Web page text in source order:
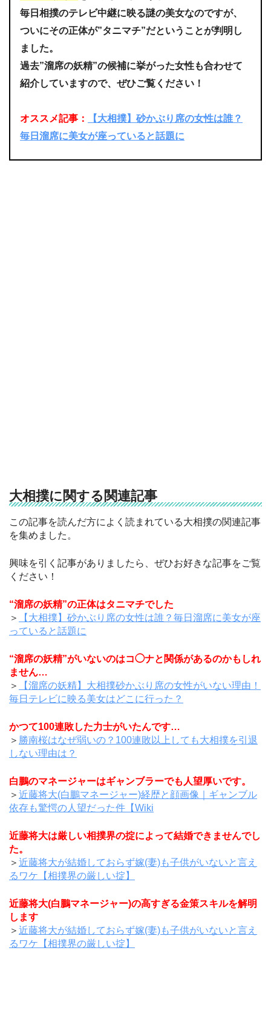
毎日相撲のテレビ中継に映る謎の美女なのですが、
ついにその正体が”タニマチ”だということが判明し
ました。
過去”溜席の妖精”の候補に挙がった女性も合わせて
紹介していますので、ぜひご覧ください！
オススメ記事：
【大相撲】砂かぶり席の女性は誰？
毎日溜席に美女が座っていると話題に
大相撲に関する関連記事
この記事を読んだ方によく読まれている大相撲の関連記事
を集めました。
興味を引く記事がありましたら、ぜひお好きな記事をご覧
ください！
“溜席の妖精”の正体はタニマチでした
＞
【大相撲】砂かぶり席の女性は誰？毎日溜席に美女が座
っていると話題に
“溜席の妖精”がいないのはコ◯ナと関係があるのかもしれ
ません…
＞
【溜席の妖精】大相撲砂かぶり席の女性がいない理由！
毎日テレビに映る美女はどこに行った？
かつて100連敗した力士がいたんです…
＞ 勝南桜はなぜ弱いの？100連敗以上しても大相撲を引退
しない理由は？
白鵬のマネージャーはギャンブラーでも人望厚いです。
＞ 近藤将大(白鵬マネージャー)経歴と顔画像｜ギャンブル
依存も驚愕の人望だった件【Wiki
近藤将大は厳しい相撲界の掟によって結婚できませんでし
た。
＞ 近藤将大が結婚しておらず嫁(妻)も子供がいないと言え
るワケ【相撲界の厳しい掟】
近藤将大(白鵬マネージャー)の高すぎる金策スキルを解明
します
＞ 近藤将大が結婚しておらず嫁(妻)も子供がいないと言え
るワケ【相撲界の厳しい掟】